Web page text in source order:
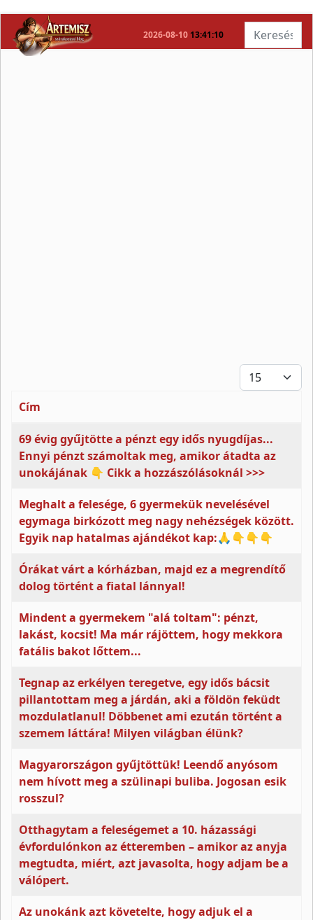
2026-08-10 13:41:10 Keresés...
Tételek #
Cikkek
Cím
69 évig gyűjtötte a pénzt egy idős nyugdíjas...
Ennyi pénzt számoltak meg, amikor átadta az
unokájának 👇 Cikk a hozzászólásoknál >>>
Meghalt a felesége, 6 gyermekük nevelésével
egymaga birkózott meg nagy nehézségek között.
Egyik nap hatalmas ajándékot kap:🙏👇👇👇
Órákat várt a kórházban, majd ez a megrendítő
dolog történt a fiatal lánnyal!
Mindent a gyermekem "alá toltam": pénzt,
lakást, kocsit! Ma már rájöttem, hogy mekkora
fatális bakot lőttem...
Tegnap az erkélyen teregetve, egy idős bácsit
pillantottam meg a járdán, aki a földön feküdt
mozdulatlanul! Döbbenet ami ezután történt a
szemem láttára! Milyen világban élünk?
Magyarországon gyűjtöttük! Leendő anyósom
nem hívott meg a szülinapi buliba. Jogosan esik
rosszul?
Otthagytam a feleségemet a 10. házassági
évfordulónkon az étteremben – amikor az anyja
megtudta, miért, azt javasolta, hogy adjam be a
válópert.
Az unokánk azt követelte, hogy adjuk el a